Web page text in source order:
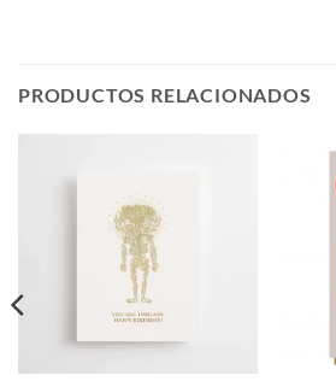
PRODUCTOS RELACIONADOS